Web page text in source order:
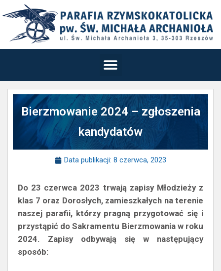
Bierzmowanie 2024 – zgłoszenia
kandydatów
Data publikacji: 8 czerwca, 2023
Do 23 czerwca 2023 trwają zapisy Młodzieży z
klas 7 oraz Dorosłych, zamieszkałych na terenie
naszej parafii, którzy pragną przygotować się i
przystąpić do Sakramentu Bierzmowania w roku
2024. Zapisy odbywają się w następujący
sposób: